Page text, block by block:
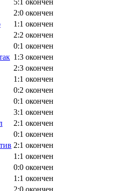
5:1 окончен
2:0 окончен
1:1 окончен
2:2 окончен
0:1 окончен
1:3 окончен
2:3 окончен
1:1 окончен
0:2 окончен
0:1 окончен
3:1 окончен
2:1 окончен
0:1 окончен
2:1 окончен
1:1 окончен
0:0 окончен
1:1 окончен
2:0 окончен